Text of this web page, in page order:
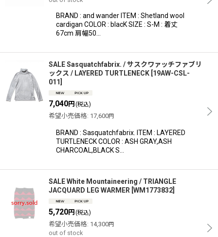
BRAND : and wander ITEM : Shetland wool
cardigan COLOR : blacK SIZE : S-M : 着丈
67cm 肩幅50…
SALE Sasquatchfabrix. / サスクワァッチファブリ
ックス / LAYERED TURTLENECK 19AW-CSL-
011
7,040円 (税込)
希望小売価格: 17,600円
BRAND : Sasquatchfabrix. ITEM : LAYERED
TURTLENECK COLOR : ASH GRAY,ASH
CHARCOAL,BLACK S…
SALE White Mountaineering / TRIANGLE
JACQUARD LEG WARMER WM1773832
5,720円 (税込)
希望小売価格: 14,300円
out of stock